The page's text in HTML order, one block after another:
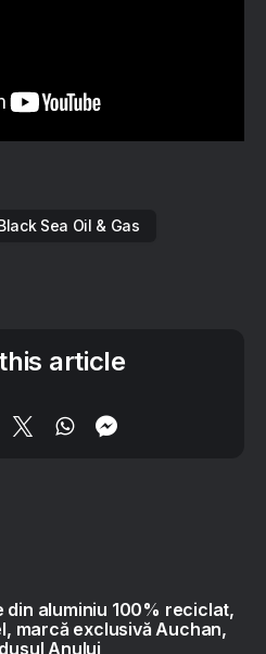
Sea Oil & Gas
article
din aluminiu 100% reciclat,
marcă exclusivă Auchan,
Anului